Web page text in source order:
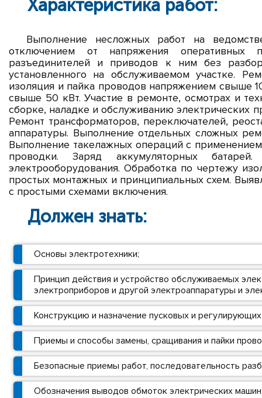
Характеристика работ:
Выполнение несложных работ на
отключением от напряжения оперативных
разъединителей и приводов к ним без
установленного на обслуживаемом участке.
изоляция и пайка проводов напряжением свыше
свыше 50 кВт. Участие в ремонте, осмотрах и
сборке, наладке и обслуживанию электрических
Ремонт трансформаторов, переключателей,
аппаратуры. Выполнение отдельных сложных
Выполнение такелажных операций с
проводки. Заряд аккумуляторных
электрооборудования. Обработка по чертежу
простых монтажных и принципиальных схем.
с простыми схемами включения.
Должен знать:
Основы электротехники;
Принцип действия и устройство обслуживаемых
электроприборов и другой электроаппаратуры и
Конструкцию и назначение пусковых и
Приемы и способы замены, сращивания и пайки
Безопасные приемы работ, последовательность
Обозначения выводов обмоток электрических